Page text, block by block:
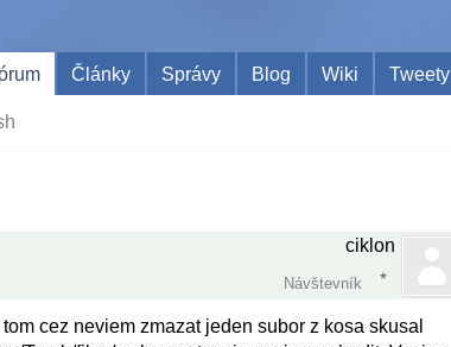
Články Správy Blog Wiki Tweety
ciklon
Návštevník
cez neviem zmazat jeden subor z kosa skusal